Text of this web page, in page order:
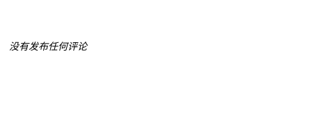
没有发布任何评论